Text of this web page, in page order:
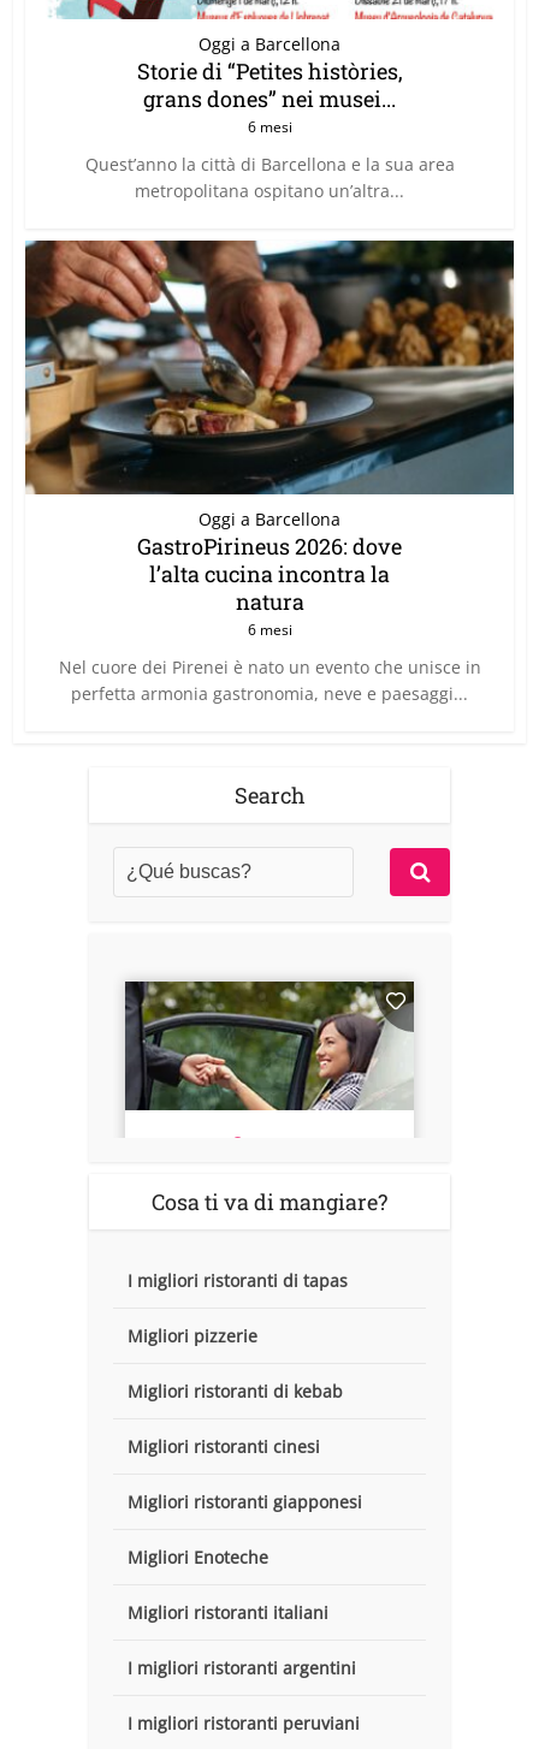
Oggi a Barcellona
Storie di “Petites històries,
grans dones” nei musei...
6 mesi
Quest’anno la città di Barcellona e la sua area
metropolitana ospitano un’altra...
Oggi a Barcellona
GastroPirineus 2026: dove
l’alta cucina incontra la
natura
6 mesi
Nel cuore dei Pirenei è nato un evento che unisce in
perfetta armonia gastronomia, neve e paesaggi...
Search
Cosa ti va di mangiare?
I migliori ristoranti di tapas
Migliori pizzerie
Migliori ristoranti di kebab
Migliori ristoranti cinesi
Migliori ristoranti giapponesi
Migliori Enoteche
Migliori ristoranti italiani
I migliori ristoranti argentini
I migliori ristoranti peruviani